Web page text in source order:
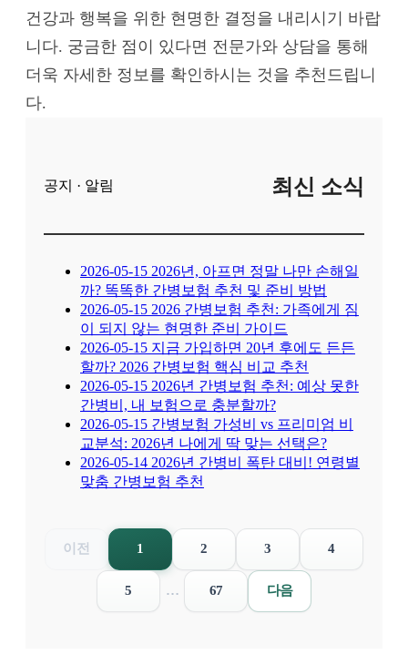
건강과 행복을 위한 현명한 결정을 내리시기 바랍
니다. 궁금한 점이 있다면 전문가와 상담을 통해
더욱 자세한 정보를 확인하시는 것을 추천드립니
다.
공지 · 알림 최신 소식
2026-05-15 2026년, 아프면 정말 나만 손해일
까? 똑똑한 간병보험 추천 및 준비 방법
2026-05-15 2026 간병보험 추천: 가족에게 짐
이 되지 않는 현명한 준비 가이드
2026-05-15 지금 가입하면 20년 후에도 든든
할까? 2026 간병보험 핵심 비교 추천
2026-05-15 2026년 간병보험 추천: 예상 못한
간병비, 내 보험으로 충분할까?
2026-05-15 간병보험 가성비 vs 프리미엄 비
교분석: 2026년 나에게 딱 맞는 선택은?
2026-05-14 2026년 간병비 폭탄 대비! 연령별
맞춤 간병보험 추천
이전 1 2 3 4
5 … 67 다음